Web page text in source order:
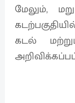
மேலும்,
கடல்